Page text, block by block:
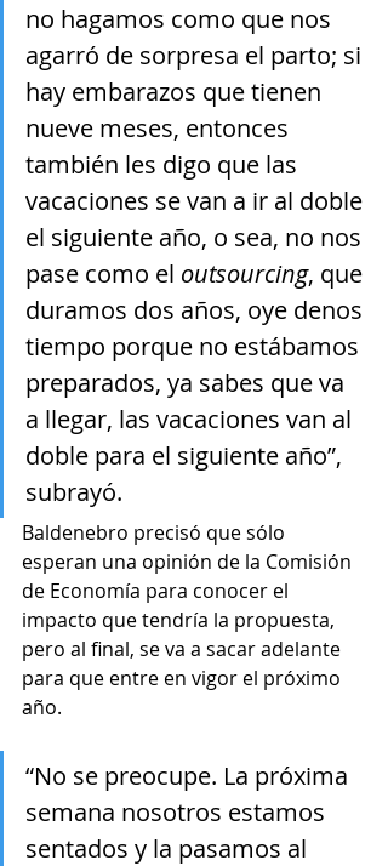
no hagamos como que nos
agarró de sorpresa el parto; si
hay embarazos que tienen
nueve meses, entonces
también les digo que las
vacaciones se van a ir al doble
el siguiente año, o sea, no nos
pase como el outsourcing, que
duramos dos años, oye denos
tiempo porque no estábamos
preparados, ya sabes que va
a llegar, las vacaciones van al
doble para el siguiente año”,
subrayó.
Baldenebro precisó que sólo
esperan una opinión de la Comisión
de Economía para conocer el
impacto que tendría la propuesta,
pero al final, se va a sacar adelante
para que entre en vigor el próximo
año.
“No se preocupe. La próxima
semana nosotros estamos
sentados y la pasamos al